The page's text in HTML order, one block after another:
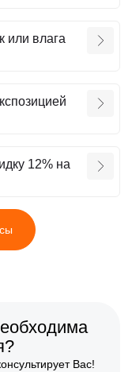
или влага
12% на
Вас!